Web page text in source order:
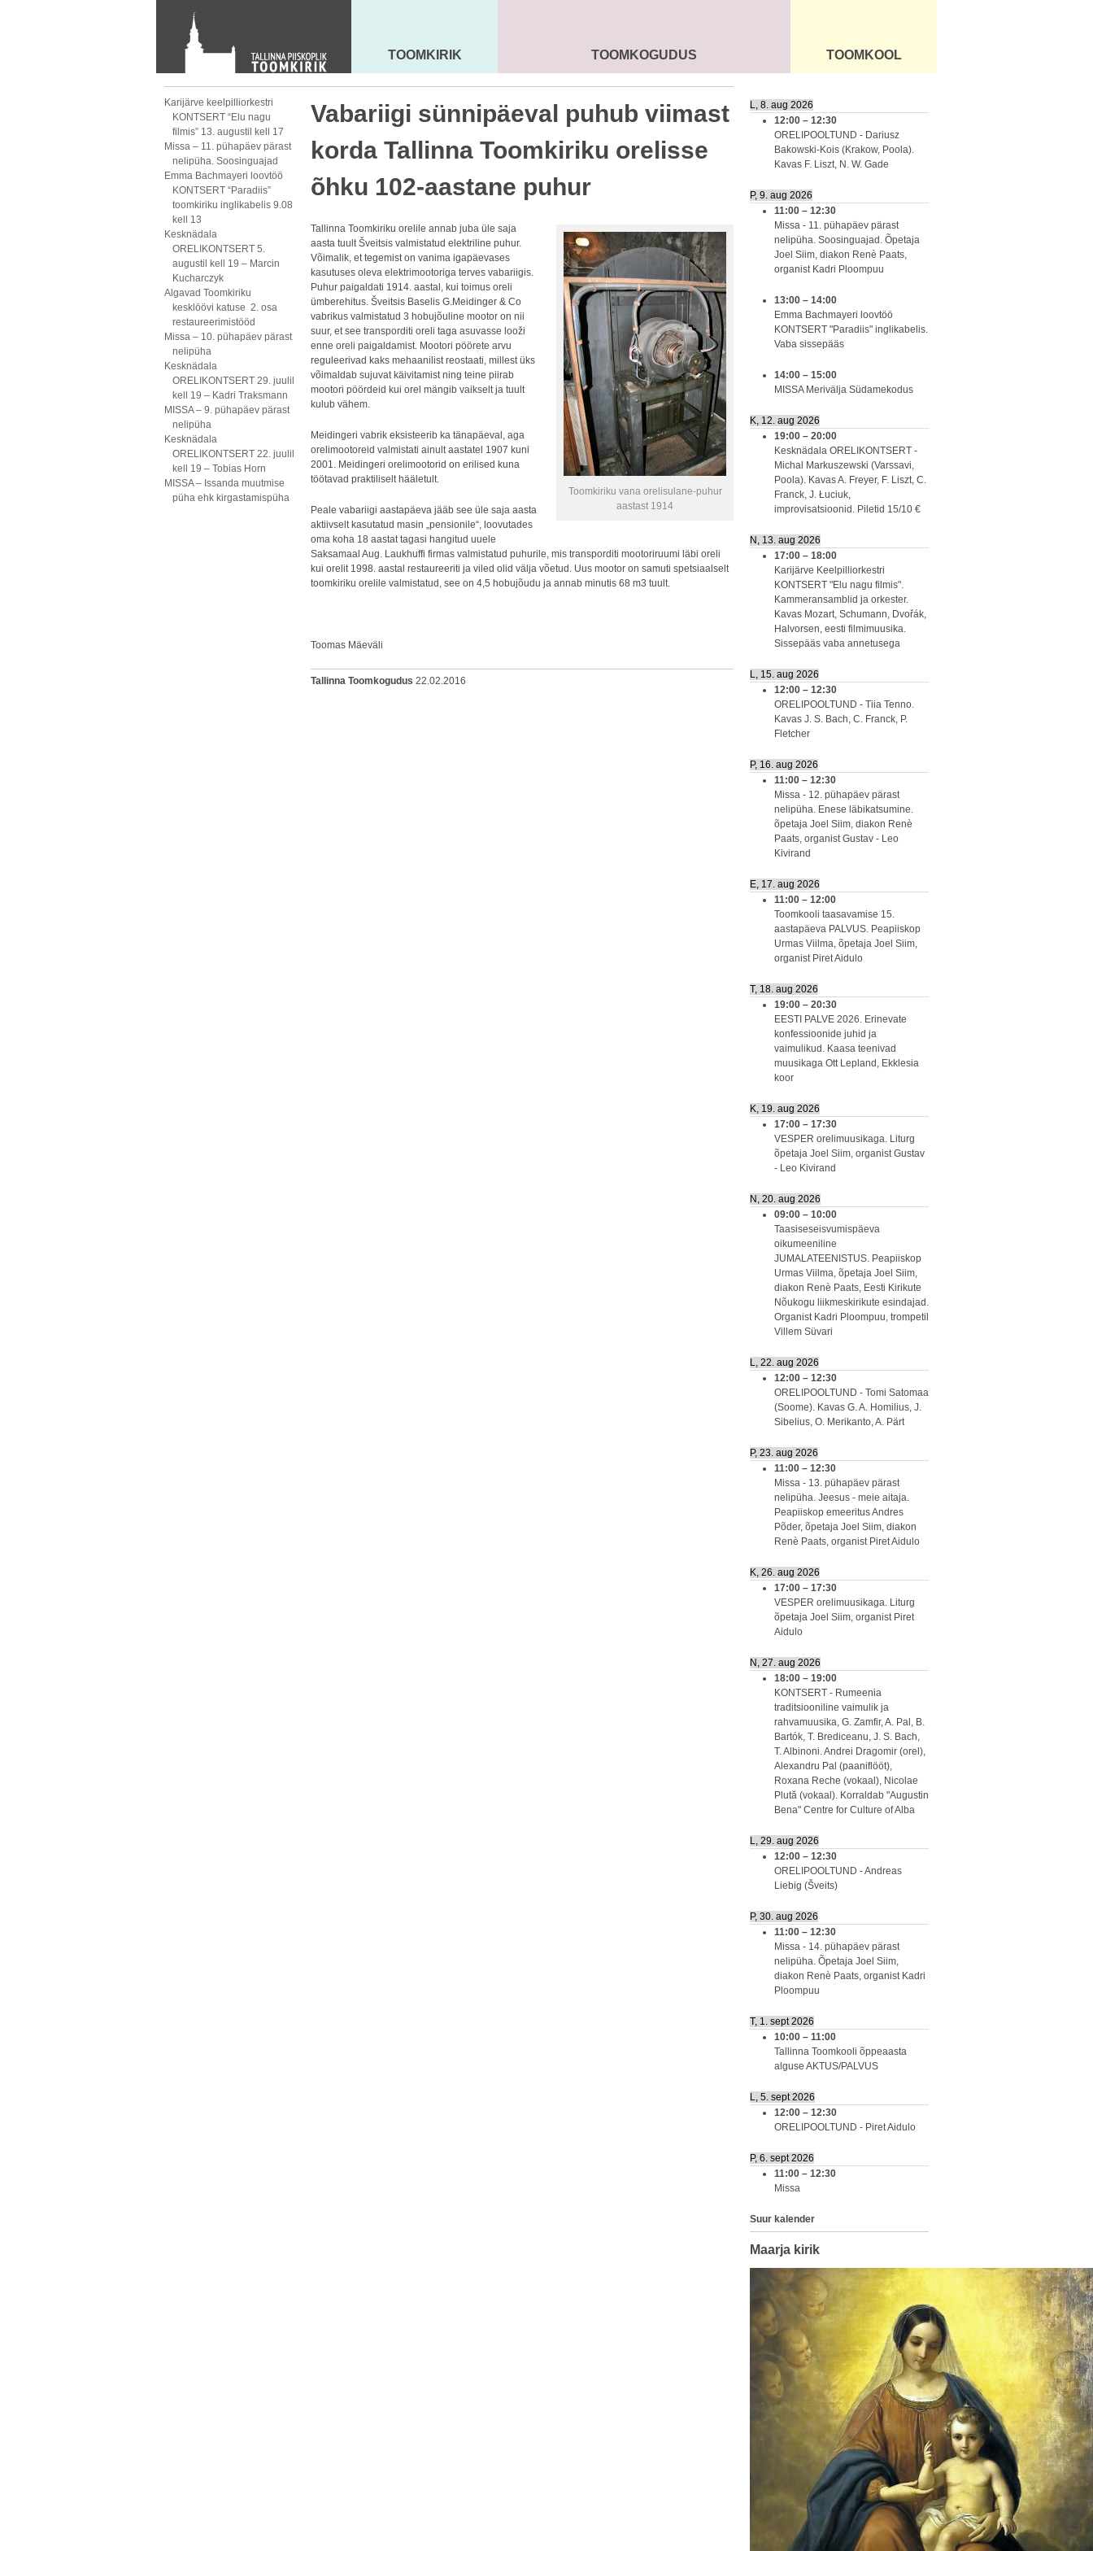
KONTAKT
Toom-Kooli 6, 10130 TALLINN
tallinna.toom@eelk.ee
MAARJA KIRIK
TOOMKIRIK SEENIORID KOGUDUS
TOOMKOGUDUS ÜLDINFO
TOOMKOOL
Karijärve keelpilliorkestri
KONTSERT “Elu nagu
filmis” 13. augustil kell 17
Missa – 11. pühapäev pärast
nelipüha. Soosinguajad
Emma Bachmayeri loovtöö
KONTSERT “Paradiis”
toomkiriku inglikabelis 9.08
kell 13
Kesknädala
ORELIKONTSERT 5.
augustil kell 19 – Marcin
Kucharczyk
Algavad Toomkiriku
kesklöövi katuse 2. osa
restaureerimistööd
Missa – 10. pühapäev pärast
nelipüha
Kesknädala
ORELIKONTSERT 29. juulil
kell 19 – Kadri Traksmann
MISSA – 9. pühapäev pärast
nelipüha
Kesknädala
ORELIKONTSERT 22. juulil
kell 19 – Tobias Horn
MISSA – Issanda muutmise
püha ehk kirgastamispüha
Vabariigi sünnipäeval puhub viimast
korda Tallinna Toomkiriku orelisse
õhku 102-aastane puhur
Toomkiriku vana orelisulane-puhur
aastast 1914
Tallinna Toomkiriku orelile annab juba üle saja
aasta tuult Šveitsis valmistatud elektriline puhur.
Võimalik, et tegemist on vanima igapäevases
kasutuses oleva elektrimootoriga terves vabariigis.
Puhur paigaldati 1914. aastal, kui toimus oreli
ümberehitus. Šveitsis Baselis G.Meidinger & Co
vabrikus valmistatud 3 hobujõuline mootor on nii
suur, et see transporditi oreli taga asuvasse looži
enne oreli paigaldamist. Mootori pöörete arvu
reguleerivad kaks mehaanilist reostaati, millest üks
võimaldab sujuvat käivitamist ning teine piirab
mootori pöördeid kui orel mängib vaikselt ja tuult
kulub vähem.
Meidingeri vabrik eksisteerib ka tänapäeval, aga
orelimootoreid valmistati ainult aastatel 1907 kuni
2001. Meidingeri orelimootorid on erilised kuna
töötavad praktiliselt hääletult.
Peale vabariigi aastapäeva jääb see üle saja aasta
aktiivselt kasutatud masin „pensionile“, loovutades
oma koha 18 aastat tagasi hangitud uuele
Saksamaal Aug. Laukhuffi firmas valmistatud puhurile, mis transporditi mootoriruumi läbi oreli
kui orelit 1998. aastal restaureeriti ja viled olid välja võetud. Uus mootor on samuti spetsiaalselt
toomkiriku orelile valmistatud, see on 4,5 hobujõudu ja annab minutis 68 m3 tuult.
Toomas Mäeväli
Tallinna Toomkogudus 22.02.2016
L, 8. aug 2026
12:00 – 12:30
ORELIPOOLTUND - Dariusz
Bakowski-Kois (Krakow, Poola).
Kavas F. Liszt, N. W. Gade
P, 9. aug 2026
11:00 – 12:30
Missa - 11. pühapäev pärast
nelipüha. Soosinguajad. Õpetaja
Joel Siim, diakon Renè Paats,
organist Kadri Ploompuu
13:00 – 14:00
Emma Bachmayeri loovtöö
KONTSERT "Paradiis" inglikabelis.
Vaba sissepääs
14:00 – 15:00
MISSA Merivälja Südamekodus
K, 12. aug 2026
19:00 – 20:00
Kesknädala ORELIKONTSERT -
Michal Markuszewski (Varssavi,
Poola). Kavas A. Freyer, F. Liszt, C.
Franck, J. Łuciuk,
improvisatsioonid. Piletid 15/10 €
N, 13. aug 2026
17:00 – 18:00
Karijärve Keelpilliorkestri
KONTSERT "Elu nagu filmis".
Kammeransamblid ja orkester.
Kavas Mozart, Schumann, Dvořák,
Halvorsen, eesti filmimuusika.
Sissepääs vaba annetusega
L, 15. aug 2026
12:00 – 12:30
ORELIPOOLTUND - Tiia Tenno.
Kavas J. S. Bach, C. Franck, P.
Fletcher
P, 16. aug 2026
11:00 – 12:30
Missa - 12. pühapäev pärast
nelipüha. Enese läbikatsumine.
õpetaja Joel Siim, diakon Renè
Paats, organist Gustav - Leo
Kivirand
E, 17. aug 2026
11:00 – 12:00
Toomkooli taasavamise 15.
aastapäeva PALVUS. Peapiiskop
Urmas Viilma, õpetaja Joel Siim,
organist Piret Aidulo
T, 18. aug 2026
19:00 – 20:30
EESTI PALVE 2026. Erinevate
konfessioonide juhid ja
vaimulikud. Kaasa teenivad
muusikaga Ott Lepland, Ekklesia
koor
K, 19. aug 2026
17:00 – 17:30
VESPER orelimuusikaga. Liturg
õpetaja Joel Siim, organist Gustav
- Leo Kivirand
N, 20. aug 2026
09:00 – 10:00
Taasiseseisvumispäeva
oikumeeniline
JUMALATEENISTUS. Peapiiskop
Urmas Viilma, õpetaja Joel Siim,
diakon Renè Paats, Eesti Kirikute
Nõukogu liikmeskirikute esindajad.
Organist Kadri Ploompuu, trompetil
Villem Süvari
L, 22. aug 2026
12:00 – 12:30
ORELIPOOLTUND - Tomi Satomaa
(Soome). Kavas G. A. Homilius, J.
Sibelius, O. Merikanto, A. Pärt
P, 23. aug 2026
11:00 – 12:30
Missa - 13. pühapäev pärast
nelipüha. Jeesus - meie aitaja.
Peapiiskop emeeritus Andres
Põder, õpetaja Joel Siim, diakon
Renè Paats, organist Piret Aidulo
K, 26. aug 2026
17:00 – 17:30
VESPER orelimuusikaga. Liturg
õpetaja Joel Siim, organist Piret
Aidulo
N, 27. aug 2026
18:00 – 19:00
KONTSERT - Rumeenia
traditsiooniline vaimulik ja
rahvamuusika, G. Zamfir, A. Pal, B.
Bartók, T. Brediceanu, J. S. Bach,
T. Albinoni. Andrei Dragomir (orel),
Alexandru Pal (paaniflööt),
Roxana Reche (vokaal), Nicolae
Plută (vokaal). Korraldab "Augustin
Bena" Centre for Culture of Alba
L, 29. aug 2026
12:00 – 12:30
ORELIPOOLTUND - Andreas
Liebig (Šveits)
P, 30. aug 2026
11:00 – 12:30
Missa - 14. pühapäev pärast
nelipüha. Õpetaja Joel Siim,
diakon Renè Paats, organist Kadri
Ploompuu
T, 1. sept 2026
10:00 – 11:00
Tallinna Toomkooli õppeaasta
alguse AKTUS/PALVUS
L, 5. sept 2026
12:00 – 12:30
ORELIPOOLTUND - Piret Aidulo
P, 6. sept 2026
11:00 – 12:30
Missa
Suur kalender
Maarja kirik